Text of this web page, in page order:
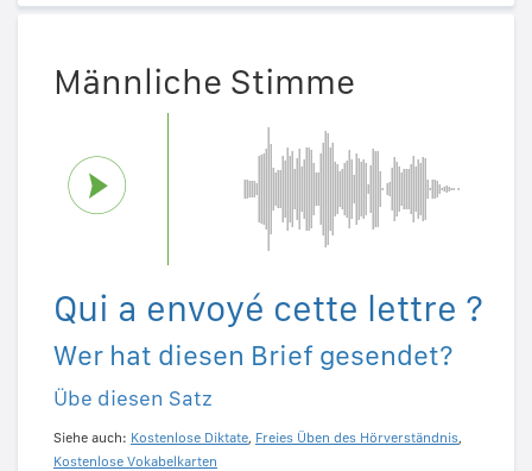
Männliche Stimme
Qui a envoyé cette lettre ?
Wer hat diesen Brief gesendet?
Übe diesen Satz
Siehe auch: Kostenlose Diktate, Freies Üben des Hörverständnis,
Kostenlose Vokabelkarten